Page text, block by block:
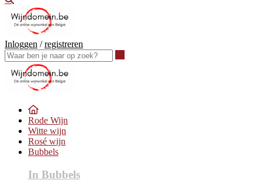
Inloggen /registreren
Rode Wijn
Witte wijn
Rosé wijn
Bubbels
In Bubbels